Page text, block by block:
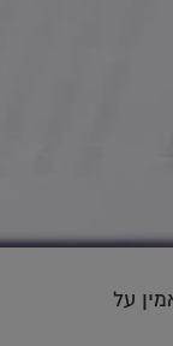
על